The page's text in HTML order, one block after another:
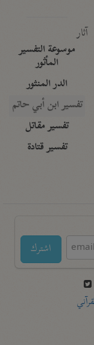
آثار
موسوعة التفسير
المأثور
الدر المنثور
تفسير ابن أبي حاتم
تفسير مقاتل
تفسير قتادة
اشترك